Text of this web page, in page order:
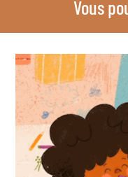
Vous